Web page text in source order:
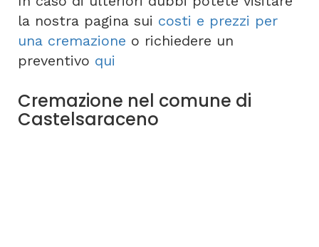
la nostra pagina sui costi e prezzi per
una cremazione o richiedere un
preventivo qui
Cremazione nel comune di
Castelsaraceno